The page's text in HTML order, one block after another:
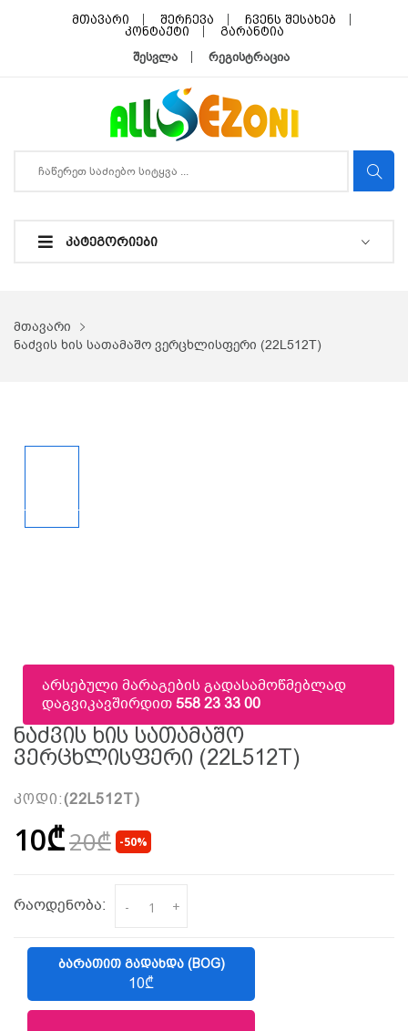
მთავარი შერჩევა
ჩვენს შესახებ
კონტაქტი
გარანტია
შესვლა რეგისტრაცია
ᲙᲐᲢᲔᲒᲝᲠᲘᲔᲑᲘ
მთავარი
ნაძვის ხის სათამაშო ვერცხლისფერი (22L512T)
არსებული მარაგების გადასამოწმებლად
დაგვიკავშირდით558 23 33 00
Ნაძვის Ხის Სათამაშო
Ვერცხლისფერი (22L512T)
კოდი:(22L512T)
10₾20₾ -50%
რაოდენობა: - +
ᲑᲐᲠᲐᲗᲘᲗ ᲒᲐᲓᲐᲮᲓᲐ (BOG)
10₾